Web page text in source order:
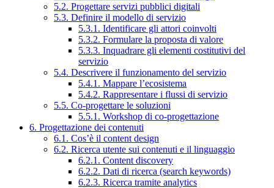
5.2. Progettare servizi pubblici digitali
5.3. Definire il modello di servizio
5.3.1. Identificare gli attori coinvolti
5.3.2. Formulare la proposta di valore
5.3.3. Inquadrare gli elementi costitutivi del
servizio
5.4. Descrivere il funzionamento del servizio
5.4.1. Mappare l’ecosistema
5.4.2. Rappresentare i flussi di servizio
5.5. Co-progettare le soluzioni
5.5.1. Workshop di co-progettazione
6. Progettazione dei contenuti
6.1. Cos’è il content design
6.2. Ricerca utente sui contenuti e il linguaggio
6.2.1. Content discovery
6.2.2. Dati di ricerca (search keywords)
6.2.3. Ricerca tramite analytics